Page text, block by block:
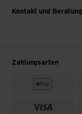
Kontakt und Beratung
Zahlungsarten